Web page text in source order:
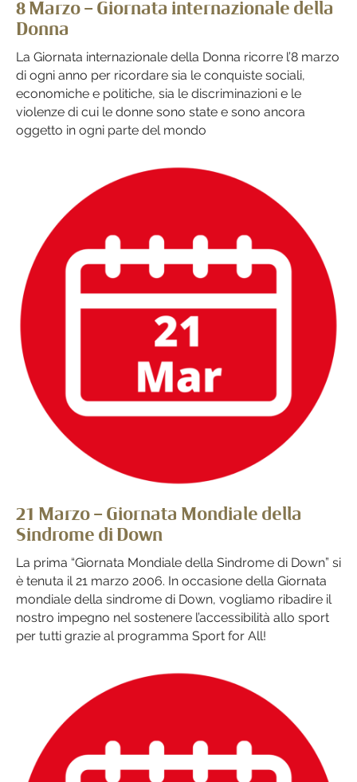
8 Marzo – Giornata internazionale della
Donna
La Giornata internazionale della Donna ricorre l’8 marzo
di ogni anno per ricordare sia le conquiste sociali,
economiche e politiche, sia le discriminazioni e le
violenze di cui le donne sono state e sono ancora
oggetto in ogni parte del mondo
21 Marzo – Giornata Mondiale della
Sindrome di Down
La prima “Giornata Mondiale della Sindrome di Down” si
è tenuta il 21 marzo 2006. In occasione della Giornata
mondiale della sindrome di Down, vogliamo ribadire il
nostro impegno nel sostenere l’accessibilità allo sport
per tutti grazie al programma Sport for All!